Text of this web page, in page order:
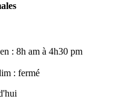
: 8h am à 4h30 pm
: fermé